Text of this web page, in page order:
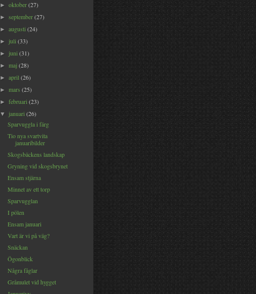
►oktober(27)
►september(27)
►augusti(24)
► juli(33)
► juni(31)
►maj(28)
►april(26)
►mars(25)
►februari(23)
▼ januari(26)
Sparvuggla i färg
Tio nya svartvita
januaribilder
Skogsbäckens landskap
Gryning vid skogsbrynet
Ensam stjärna
Minnet av ett torp
Sparvugglan
I pölen
Ensam januari
Vart är vi på väg?
Snäckan
Ögonblick
Några fåglar
Gråmulet vid hygget